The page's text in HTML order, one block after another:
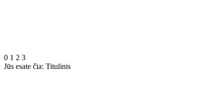
0 1 2 3
Jūs esate čia: Titulinis